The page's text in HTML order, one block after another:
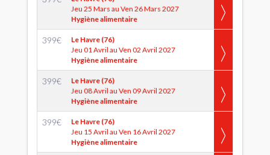
Jeu 25 Mars au Ven 26 Mars 2027
Hygiène alimentaire
399€
Le Havre (76)
Jeu 01 Avril au Ven 02 Avril 2027
Hygiène alimentaire
399€
Le Havre (76)
Jeu 08 Avril au Ven 09 Avril 2027
Hygiène alimentaire
399€
Le Havre (76)
Jeu 15 Avril au Ven 16 Avril 2027
Hygiène alimentaire